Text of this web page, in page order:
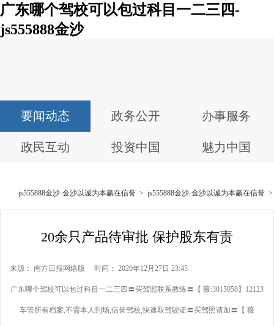
广东哪个驾校可以包过科目一二三四-
js555888金沙
要闻动态 政务公开 办事服务
政民互动 投资中国 魅力中国
js555888金沙-金沙以诚为本赢在信誉 > js555888金沙-金沙以诚为本赢在信誉
20余只产品待审批 保护股东有责
来源： 南方日报网络版 时间： 2020年12月27日 23:45
广东哪个驾校可以包过科目一二三四〓买驾照联系教练〓【 薇:3015058】12123
车管所有档案,不需本人到场,信誉驾校,快速取驾驶证〓买驾照请加〓【 薇